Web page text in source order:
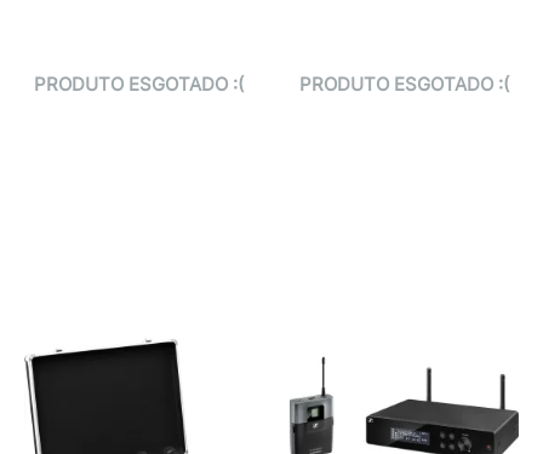
PRODUTO ESGOTADO :( PRODUTO ESGOTADO :(